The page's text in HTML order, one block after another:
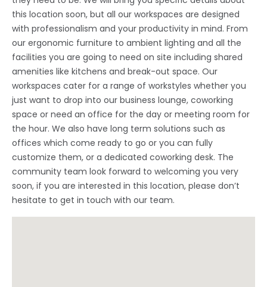
this location soon, but all our workspaces are designed
with professionalism and your productivity in mind. From
our ergonomic furniture to ambient lighting and all the
facilities you are going to need on site including shared
amenities like kitchens and break-out space. Our
workspaces cater for a range of workstyles whether you
just want to drop into our business lounge, coworking
space or need an office for the day or meeting room for
the hour. We also have long term solutions such as
offices which come ready to go or you can fully
customize them, or a dedicated coworking desk. The
community team look forward to welcoming you very
soon, if you are interested in this location, please don’t
hesitate to get in touch with our team.